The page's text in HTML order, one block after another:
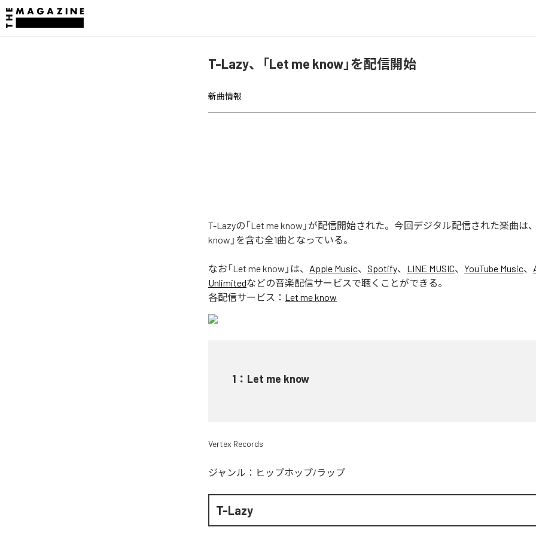
T-Lazy、「Let me know」を配信開始
新曲情報
T-Lazyの「Let me know」が配信開始された。今回デジタル配信された楽曲は
know」を含む全1曲となっている。
なお「Let me know 」は、 Apple Music、 Spotify、 LINE MUSIC、 YouTube Music、
Unlimitedなどの音楽配信サービスで聴くことができる。
各配信サービス： Let me know
1 ： Let me know
Vertex Records
ジャンル： ヒップホップ/ラップ
T-Lazy